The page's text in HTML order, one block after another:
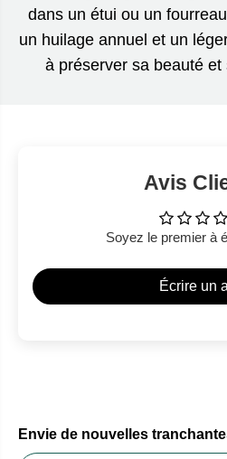
dans un étui ou un
un huilage annuel et un
à préserver sa beauté
Avis
Soyez le premier à
Écrire un
Envie de nouvelles